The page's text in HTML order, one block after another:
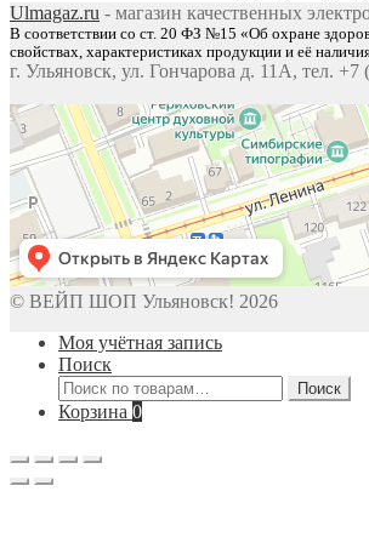
Ulmagaz.ru - магазин качественных
В соответствии со ст. 20 ФЗ №15 «Об охране
свойствах, характеристиках продукции и её
г. Ульяновск, ул. Гончарова д. 11А, тел. +7
© ВЕЙП ШОП Ульяновск! 2026
Моя учётная запись
Поиск
Искать:
Поиск
Корзина 0